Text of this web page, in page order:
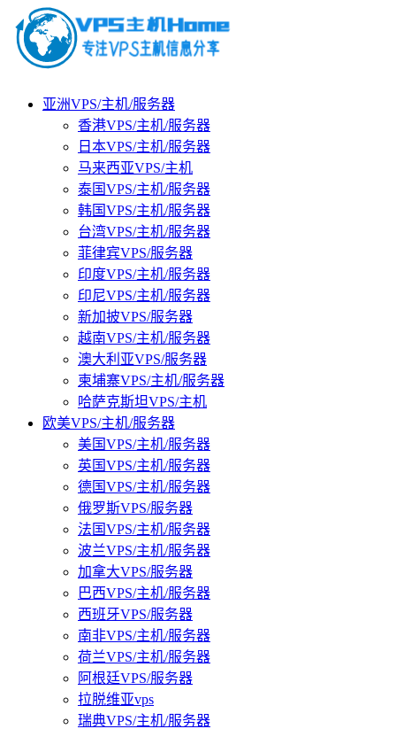
亚洲VPS/主机/服务器
香港VPS/主机/服务器
日本VPS/主机/服务器
马来西亚VPS/主机
泰国VPS/主机/服务器
韩国VPS/主机/服务器
台湾VPS/主机/服务器
菲律宾VPS/服务器
印度VPS/主机/服务器
印尼VPS/主机/服务器
新加披VPS/服务器
越南VPS/主机/服务器
澳大利亚VPS/服务器
柬埔寨VPS/主机/服务器
哈萨克斯坦VPS/主机
欧美VPS/主机/服务器
美国VPS/主机/服务器
英国VPS/主机/服务器
德国VPS/主机/服务器
俄罗斯VPS/服务器
法国VPS/主机/服务器
波兰VPS/主机/服务器
加拿大VPS/服务器
巴西VPS/主机/服务器
西班牙VPS/服务器
南非VPS/主机/服务器
荷兰VPS/主机/服务器
阿根廷VPS/服务器
拉脱维亚vps
瑞典VPS/主机/服务器